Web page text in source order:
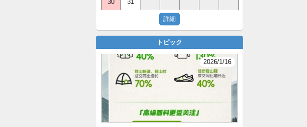
30 31
トピック
2026/1/16